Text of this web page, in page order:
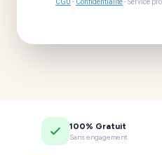
CGU - Confidentialité- Service
100% Gratuit
Sans engagement